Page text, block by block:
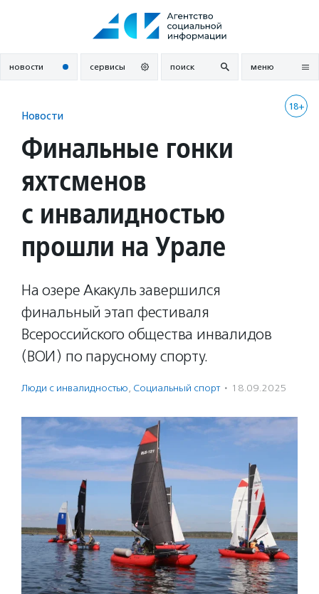
новости сервисы поиск меню
18+
Новости
Финальные гонки
яхтсменов
с инвалидностью
прошли на Урале
На озере Акакуль завершился
финальный этап фестиваля
Всероссийского общества инвалидов
(ВОИ) по парусному спорту.
Люди с инвалидностью, Социальный спорт · 18.09.2025